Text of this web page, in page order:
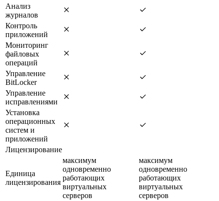
Анализ
журналов
Контроль
приложений
Мониторинг
файловых
операций
Управление
BitLocker
Управление
исправлениями
Установка
операционных
систем и
приложений
Лицензирование
Единица
лицензирования
максимум
одновременно
работающих
виртуальных
серверов
максимум
одновременно
работающих
виртуальных
серверов